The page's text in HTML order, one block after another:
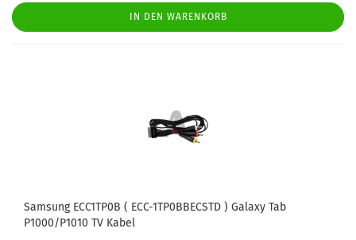
IN DEN WARENKORB
Sam­sung ECC1TP0B ( ECC-​1TP0BBECSTD ) Ga­la­xy Tab
P1000/P1010 TV Kabel